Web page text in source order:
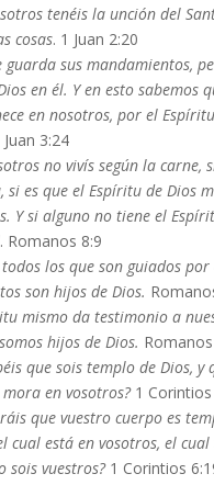
tenéis la unción del
cosas. 1 Juan 2:20
guarda sus mandamientos,
en él. Y en esto sabemos
en nosotros, por el
Juan 3:24
no vivís según la carne,
si es que el Espíritu de Dios
Y si alguno no tiene el
. Romanos 8:9
los que son guiados
son hijos de Dios.
mismo da testimonio a
hijos de Dios.
que sois templo de Dios, y
en vosotros?1 Corintios
que vuestro cuerpo es
cual está en vosotros, el cual
sois vuestros?1 Corintios